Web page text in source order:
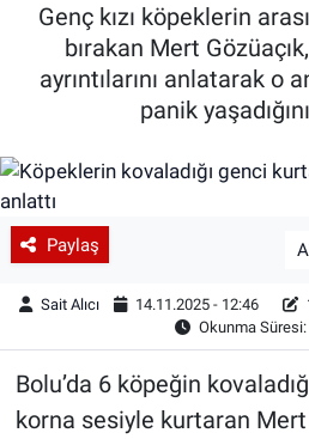
Genç kızı köpeklerin
bırakan Mert
ayrıntılarını anlatarak o
panik
Paylaş A
Sait Alıcı 14.11.2025 - 12:46
Okunma
Bolu’da 6 köpeğin
korna sesiyle kurtaran Mert